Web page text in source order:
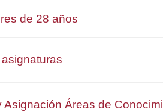
de 28 años
Asignación Áreas de